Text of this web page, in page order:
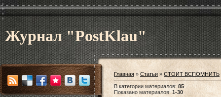
Журнал "PostKlau"
Главная » Статьи » СТОИТ ВСПОМНИТЬ
В категории материалов: 85
Показано материалов:1-30